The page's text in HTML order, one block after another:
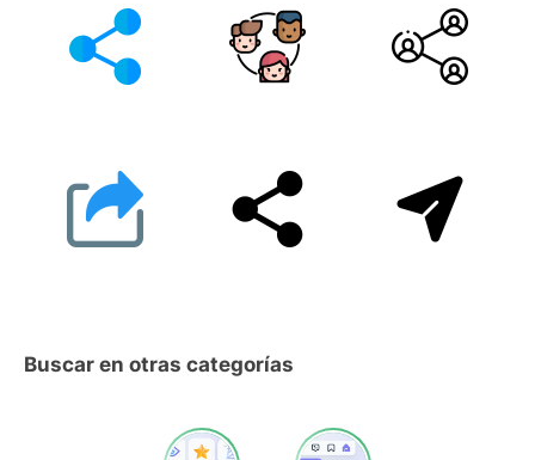
Buscar en otras categorías